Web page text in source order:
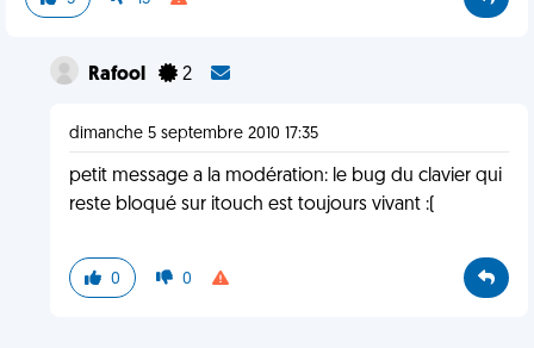
Rafool 2
dimanche 5 septembre 2010 17:35
petit message a la modération: le bug du clavier qui
reste bloqué sur itouch est toujours vivant :(
0 0